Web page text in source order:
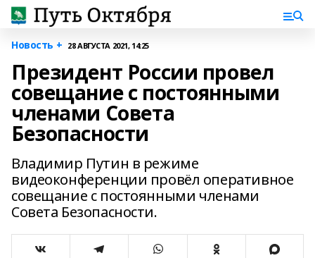
Новость + 28 АВГУСТА 2021, 14:25
Президент России провел
совещание с постоянными
членами Совета
Безопасности
Владимир Путин в режиме
видеоконференции провёл оперативное
совещание с постоянными членами
Совета Безопасности.